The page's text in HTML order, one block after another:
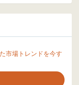
市場トレンドを今す